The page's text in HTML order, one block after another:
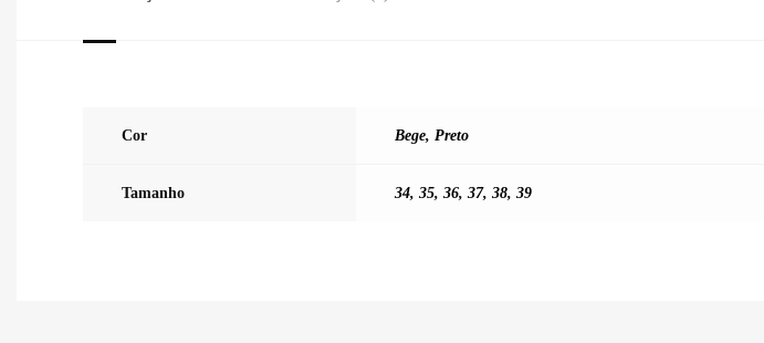
Cor Bege, Preto
Tamanho 34, 35, 36, 37, 38, 39